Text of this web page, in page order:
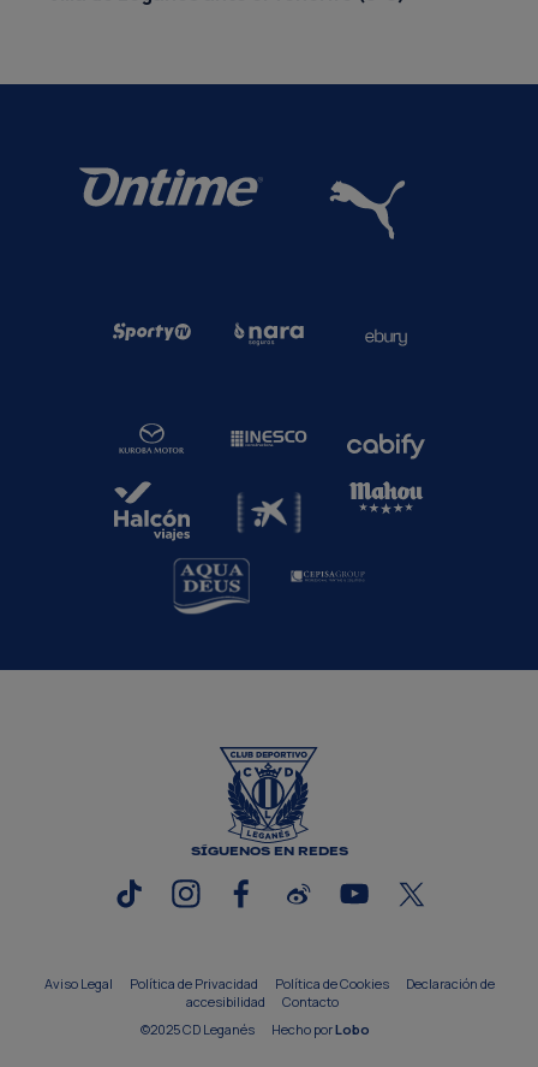
SÍGUENOS EN REDES
Aviso Legal Política de Privacidad Política de Cookies
Declaración de
accesibilidad
Contacto
©2025 CD Leganés
Hecho porLobo